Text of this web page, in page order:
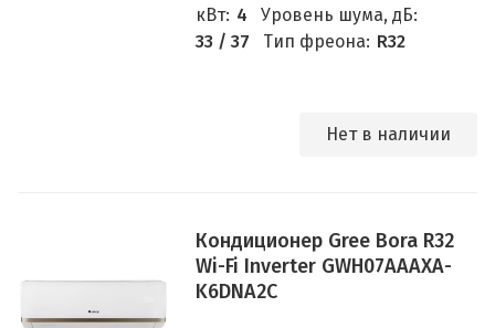
кВт: 4
Уровень шума, дБ:
33 / 37
Тип фреона: R32
Нет в наличии
Кондиционер Gree Bora R32
Wi-Fi Inverter GWH07АААХА-
K6DNA2С